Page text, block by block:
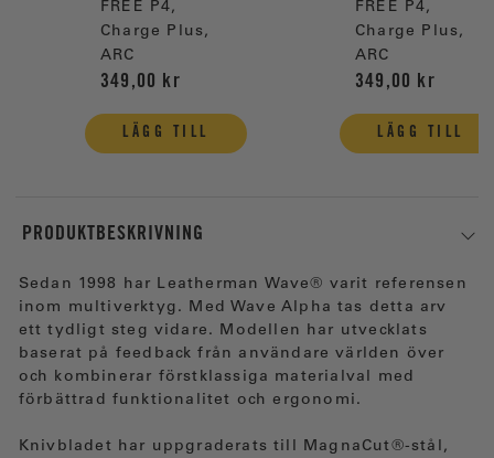
FREE P4,
Charge Plus,
ARC
349,00 kr
LÄGG TILL
FREE P4,
Charge Plus,
ARC
349,00 kr
LÄGG TILL
PRODUKTBESKRIVNING
Sedan 1998 har Leatherman Wave® varit referensen
inom multiverktyg. Med Wave Alpha tas detta arv
ett tydligt steg vidare. Modellen har utvecklats
baserat på feedback från användare världen över
och kombinerar förstklassiga materialval med
förbättrad funktionalitet och ergonomi.
Knivbladet har uppgraderats till MagnaCut®-stål,